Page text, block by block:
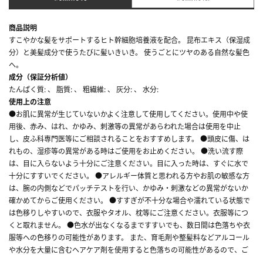
商品説明
すこやかな髪をサポートするヒト幹細胞培養液を配合。 昆布エキス（保湿成
分）と美髪成分で使うたびに髪いきいき。 使うごとにツヤのある自然な髪色
へ。
成分（保証分析値）
たんぱく質: 、 脂質: 、 粗繊維: 、 灰分: 、 水分:
使用上の注意
●お肌に異常が生じていないかよく注意して使用してください。使用中や使
用後、赤み、はれ、かゆみ、刺激等の異常があらわれた場合は使用を中止
し、皮ふ科専門医等にご相談されることをおすすめします。 ●頭皮に傷、は
れもの、湿疹等の異常がある時はご使用をお止めください。 ●洗い流す際
は、目に入らないよう十分にご注意ください。目に入った時は、すぐに水で
十分にすすいでください。 ●アレルギー体質と思われる方やお肌の敏感な方
は、腕の内側などでパッチテストを行い、かゆみ・刺激などの異常がないか
確かめてからご使用ください。 ●すすぎが不十分な場合や濡れている状態で
は色移りしやすいので、衣服やタオル、枕等にご注意ください。衣服等につ
くと取れません。 ●色水が出なくなるまですすいでも、数日間は色落ちや衣
服等への色移りの可能性があります。 また、育毛剤や整髪料などアルコール
や水分を大量に含むヘアケア剤を使用すると色落ちの可能性があるので、ご